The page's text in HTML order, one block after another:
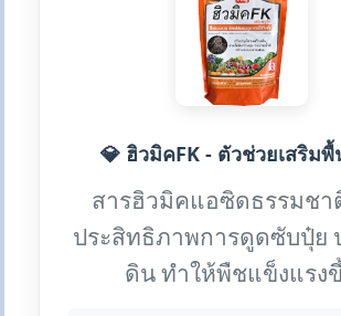
💎 ฮิวมิคFK - ตัวช่วยเสริม
สารฮิวมิคแอซิดธรรมชา
ประสิทธิภาพการดูดซับปุ๋ย
ดิน ทำให้พืชแข็งแรง